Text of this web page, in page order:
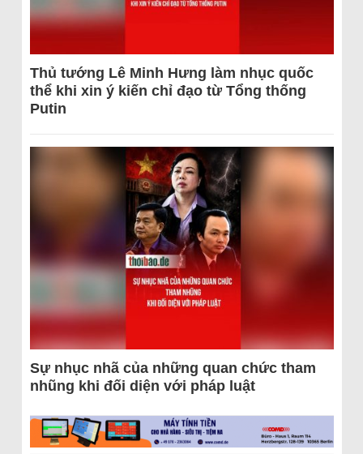
Thủ tướng Lê Minh Hưng làm nhục quốc
thể khi xin ý kiến chỉ đạo từ Tổng thống
Putin
Sự nhục nhã của những quan chức tham
nhũng khi đối diện với pháp luật